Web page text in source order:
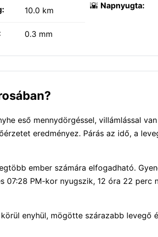
10.0 km
0.3 mm
🌇 Napnyugta:
eső mennydörgéssel, villámlással
eredményez. Párás az idő, a
ember számára elfogadható.
07:28 PM-kor nyugszik, 12 óra 22 perc
enyhül, mögötte szárazabb levegő